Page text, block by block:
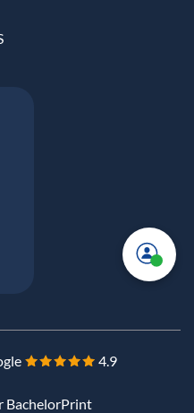
4.9
BachelorPrint